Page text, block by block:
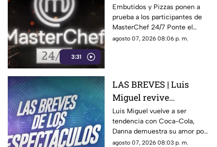
3:31
programa MasterChef
24/7
Embutidos y Pizzas ponen a
prueba a los participantes de
MasterChef 24/7 Ponte el
delantal y degusta junto a
agosto 07, 2026 08:06 p. m.
LAS BREVES | Luis
Miguel revive
nostalgia, Danna canta
tema de Belinda y Paul
Alone estrena disco
Luis Miguel vuelve a ser
tendencia con Coca-Cola,
Danna demuestra su amor por
Belinda y Paul Alone revela los
agosto 07, 2026 08:03 p. m.